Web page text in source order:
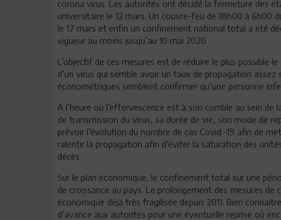
corona virus. Les autorités ont décidé la fermeture des
universitaire le 12 mars. Un couvre-feu de 18h00 à
le 17 mars et enfin un confinement national total a été
vigueur au moins jusqu’au 10 mai 2020.
L’objectif de ces mesures est de réduire le plus
d’un virus qui semble avoir un taux de propagation
économétriques semblent confirmer qu’une personne
A l’heure où l’effervescence est à son comble au sein
de transmission du virus, sa durée de vie, son mode de
prévoir l’évolution du nombre de cas Covid -19 afin de
ralentir la propagation afin d’éviter la saturation des
décès.
Sur le plan économique, le confinement total sur une
de croissance au pays. Le prolongement des mesures
économique déjà très fragilisée depuis 2011. Bien
d’avance aux autorités pour une éventuelle reprise où